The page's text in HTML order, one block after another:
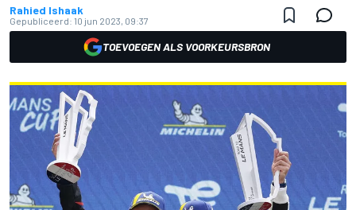
Rahied Ishaak
Gepubliceerd: 10 jun 2023, 09:37
TOEVOEGEN ALS VOORKEURSBRON